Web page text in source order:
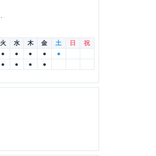
火 水 木 金 土 日
祝
● ● ● ●
●
● ● ● ●